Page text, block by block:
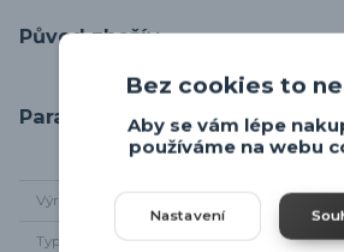
Původ zboží
Parametry
Výrobce
Typ světelného
Bez cookies to
Aby se vám lépe
používáme na webu
Nastavení